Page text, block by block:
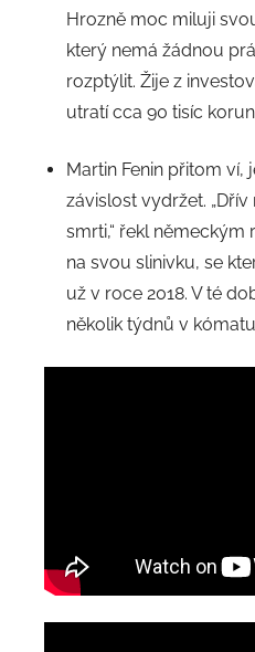
Hrozně moc miluji
který nemá žádnou
rozptýlit. Žije z
utratí cca 90 tisíc
Martin Fenin přitom ví,
závislost vydržet.
smrti,“ řekl
na svou slinivku, se
už v roce 2018. V té
několik týdnů v